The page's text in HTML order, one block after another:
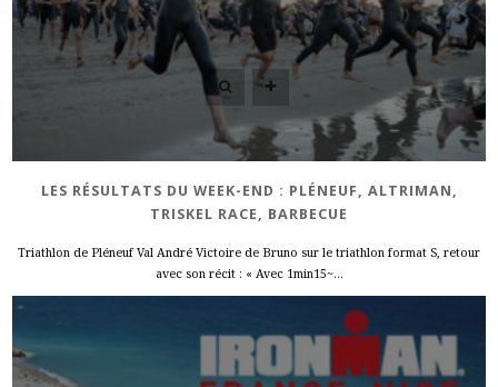
LES RÉSULTATS DU WEEK-END : PLÉNEUF, ALTRIMAN,
TRISKEL RACE, BARBECUE
Triathlon de Pléneuf Val André Victoire de Bruno sur le triathlon format S, retour
avec son récit : « Avec 1min15~...